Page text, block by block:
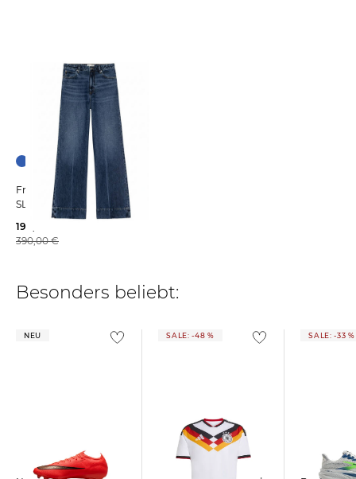
Frame | Damen Jeans THE
SLICE FLARE Streamline Fit
199,99 €
390,00 €
Besonders beliebt:
NEU SALE: -48 % SALE: -33 %